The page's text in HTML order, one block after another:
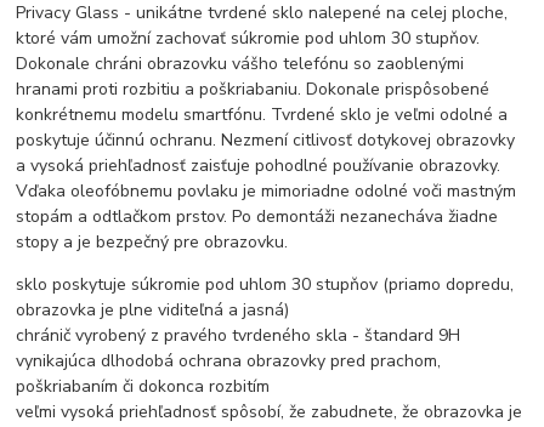
Privacy Glass - unikátne tvrdené sklo nalepené na celej ploche,
ktoré vám umožní zachovať súkromie pod uhlom 30 stupňov.
Dokonale chráni obrazovku vášho telefónu so zaoblenými
hranami proti rozbitiu a poškriabaniu. Dokonale prispôsobené
konkrétnemu modelu smartfónu. Tvrdené sklo je veľmi odolné a
poskytuje účinnú ochranu. Nezmení citlivosť dotykovej obrazovky
a vysoká priehľadnosť zaisťuje pohodlné používanie obrazovky.
Vďaka oleofóbnemu povlaku je mimoriadne odolné voči mastným
stopám a odtlačkom prstov. Po demontáži nezanecháva žiadne
stopy a je bezpečný pre obrazovku.
sklo poskytuje súkromie pod uhlom 30 stupňov (priamo dopredu,
obrazovka je plne viditeľná a jasná)
chránič vyrobený z pravého tvrdeného skla - štandard 9H
vynikajúca dlhodobá ochrana obrazovky pred prachom,
poškriabaním či dokonca rozbitím
veľmi vysoká priehľadnosť spôsobí, že zabudnete, že obrazovka je